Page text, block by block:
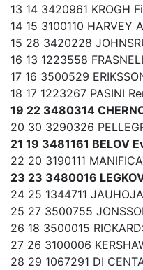
13 14 3420961 KROGH
14 15 3100110 HARVEY
15 28 3420228
16 13 1223558
17 16 3500529
18 17 1223267 PASINI
19 22 3480314
20 30 3290326
21 19 3481161 BELOV
22 20 3190111
23 23 3480016
24 25 1344711
25 27 3500755
26 18 3500015
27 26 3100006
28 29 1067291 DI